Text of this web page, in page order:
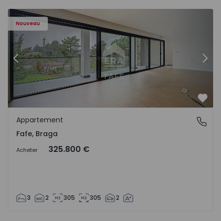
Nouveau
Précédent
Fafe, Braga
Appartement
Fafe, Braga
Acheter 325.800 €
3 2 305 305 2